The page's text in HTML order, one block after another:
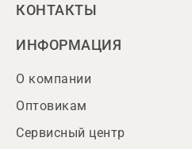
КОНТАКТЫ
ИНФОРМАЦИЯ
О компании
Оптовикам
Сервисный центр